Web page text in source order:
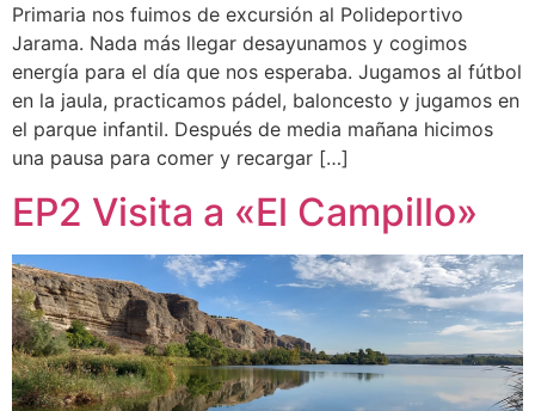
Primaria nos fuimos de excursión al Polideportivo
Jarama. Nada más llegar desayunamos y cogimos
energía para el día que nos esperaba. Jugamos al fútbol
en la jaula, practicamos pádel, baloncesto y jugamos en
el parque infantil. Después de media mañana hicimos
una pausa para comer y recargar […]
EP2 Visita a «El Campillo»